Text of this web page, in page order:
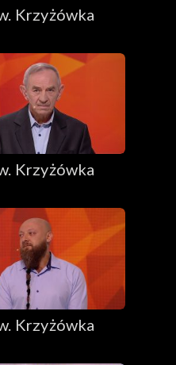
Krzyżówka
Krzyżówka
Krzyżówka